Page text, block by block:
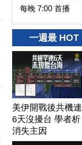
每晚 7:00 首播
一週最 HOT
美伊開戰後共機連
6天沒擾台 學者析
消失主因